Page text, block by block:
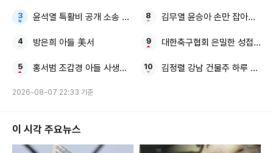
윤석열 특활비 공개 소송 대통령실
방은희 아들 美서
홍서범 조갑경 아들 사생활 논란
김무열 윤승아 손만 잡아도 영
대한축구협회 은밀한 성접대
김정렬 강남 건물주 하루 1억
2026-08-07 22:33 기준
이 시각 주요뉴스